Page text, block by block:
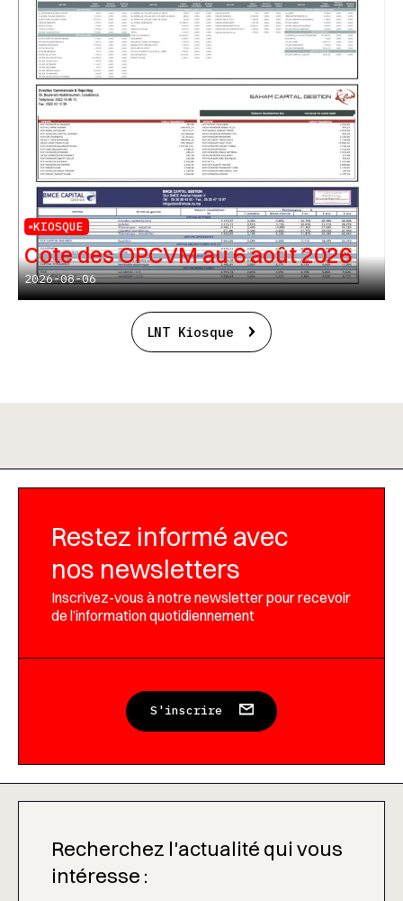
KIOSQUE
Cote des OPCVM au 6 août 2026
2026-08-06
LNT Kiosque
Restez informé avec
nos newsletters
Inscrivez-vous à notre newsletter pour recevoir
de l’information quotidiennement
S'inscrire
Recherchez l'actualité qui vous
intéresse :